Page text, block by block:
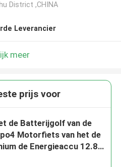
District ,CHINA
Leverancier
meer
prijs voor
de Batterijgolf van de
Motorfiets van het de
de Energieaccu 12.8V